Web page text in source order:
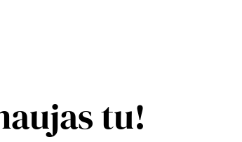
tu!